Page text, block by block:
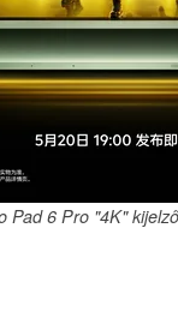
Pad 6 Pro "4K"